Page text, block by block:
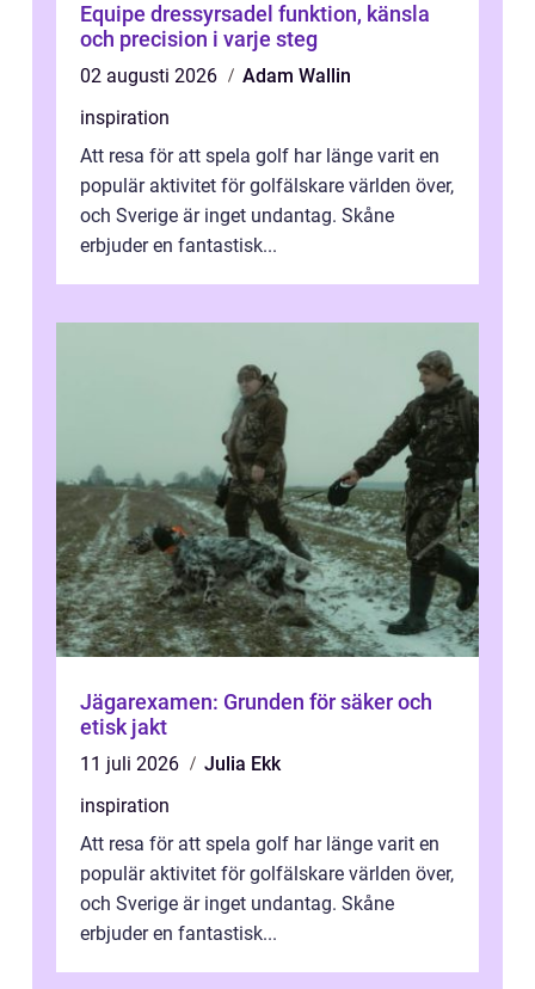
Equipe dressyrsadel funktion, känsla
och precision i varje steg
02 augusti 2026
Adam Wallin
inspiration
Att resa för att spela golf har länge varit en
populär aktivitet för golfälskare världen över,
och Sverige är inget undantag. Skåne
erbjuder en fantastisk...
Jägarexamen: Grunden för säker och
etisk jakt
11 juli 2026
Julia Ekk
inspiration
Att resa för att spela golf har länge varit en
populär aktivitet för golfälskare världen över,
och Sverige är inget undantag. Skåne
erbjuder en fantastisk...